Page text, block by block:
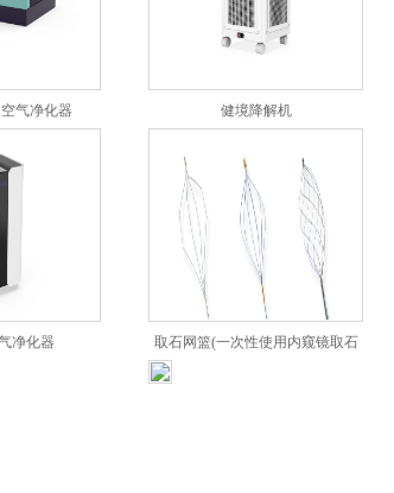
气净化器 健境降解机
净化器 取石网篮(一次性使用内窥镜取石